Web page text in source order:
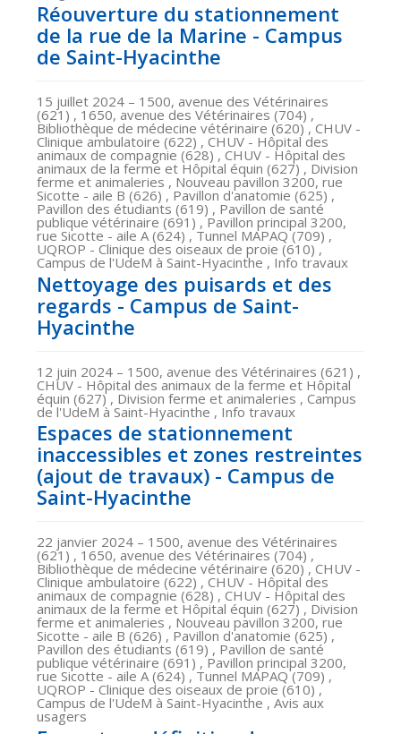
Réouverture du stationnement
de la rue de la Marine - Campus
de Saint-Hyacinthe
15 juillet 2024 – 1500, avenue des Vétérinaires
(621) , 1650, avenue des Vétérinaires (704) ,
Bibliothèque de médecine vétérinaire (620) , CHUV -
Clinique ambulatoire (622) , CHUV - Hôpital des
animaux de compagnie (628) , CHUV - Hôpital des
animaux de la ferme et Hôpital équin (627) , Division
ferme et animaleries , Nouveau pavillon 3200, rue
Sicotte - aile B (626) , Pavillon d'anatomie (625) ,
Pavillon des étudiants (619) , Pavillon de santé
publique vétérinaire (691) , Pavillon principal 3200,
rue Sicotte - aile A (624) , Tunnel MAPAQ (709) ,
UQROP - Clinique des oiseaux de proie (610) ,
Campus de l'UdeM à Saint-Hyacinthe , Info travaux
Nettoyage des puisards et des
regards - Campus de Saint-
Hyacinthe
12 juin 2024 – 1500, avenue des Vétérinaires (621) ,
CHUV - Hôpital des animaux de la ferme et Hôpital
équin (627) , Division ferme et animaleries , Campus
de l'UdeM à Saint-Hyacinthe , Info travaux
Espaces de stationnement
inaccessibles et zones restreintes
(ajout de travaux) - Campus de
Saint-Hyacinthe
22 janvier 2024 – 1500, avenue des Vétérinaires
(621) , 1650, avenue des Vétérinaires (704) ,
Bibliothèque de médecine vétérinaire (620) , CHUV -
Clinique ambulatoire (622) , CHUV - Hôpital des
animaux de compagnie (628) , CHUV - Hôpital des
animaux de la ferme et Hôpital équin (627) , Division
ferme et animaleries , Nouveau pavillon 3200, rue
Sicotte - aile B (626) , Pavillon d'anatomie (625) ,
Pavillon des étudiants (619) , Pavillon de santé
publique vétérinaire (691) , Pavillon principal 3200,
rue Sicotte - aile A (624) , Tunnel MAPAQ (709) ,
UQROP - Clinique des oiseaux de proie (610) ,
Campus de l'UdeM à Saint-Hyacinthe , Avis aux
usagers